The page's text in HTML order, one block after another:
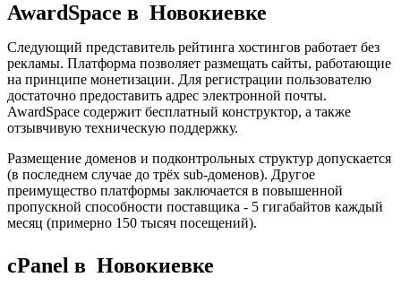
AwardSpace в Новокиевке
Следующий представитель рейтинга хостингов работает без
рекламы. Платформа позволяет размещать сайты, работающие
на принципе монетизации. Для регистрации пользователю
достаточно предоставить адрес электронной почты.
AwardSpace содержит бесплатный конструктор, а также
отзывчивую техническую поддержку.
Размещение доменов и подконтрольных структур допускается
(в последнем случае до трёх sub-доменов). Другое
преимущество платформы заключается в повышенной
пропускной способности поставщика - 5 гигабайтов каждый
месяц (примерно 150 тысяч посещений).
cPanel в Новокиевке